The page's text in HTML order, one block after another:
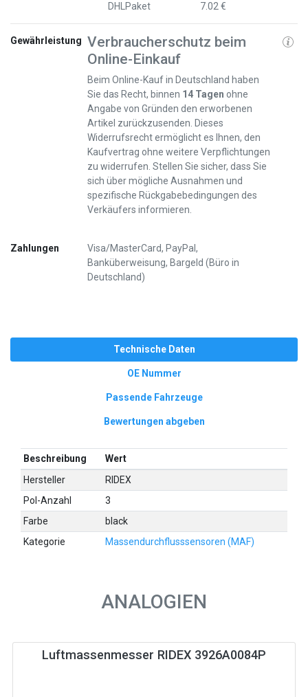
DHLPaket
7.02 €
Gewährleistung Verbraucherschutz beim
Online-Einkauf
Beim Online-Kauf in Deutschland haben
Sie das Recht, binnen 14 Tagen ohne
Angabe von Gründen den erworbenen
Artikel zurückzusenden. Dieses
Widerrufsrecht ermöglicht es Ihnen, den
Kaufvertrag ohne weitere Verpflichtungen
zu widerrufen. Stellen Sie sicher, dass Sie
sich über mögliche Ausnahmen und
spezifische Rückgabebedingungen des
Verkäufers informieren.
Zahlungen
Visa/MasterCard, PayPal,
Banküberweisung, Bargeld (Büro in
Deutschland)
Technische Daten
OE Nummer
Passende Fahrzeuge
Bewertungen abgeben
Beschreibung
Wert
Hersteller
RIDEX
Pol-Anzahl
3
Farbe
black
Kategorie
Massendurchflusssensoren (MAF)
ANALOGIEN
Luftmassenmesser RIDEX 3926A0084P